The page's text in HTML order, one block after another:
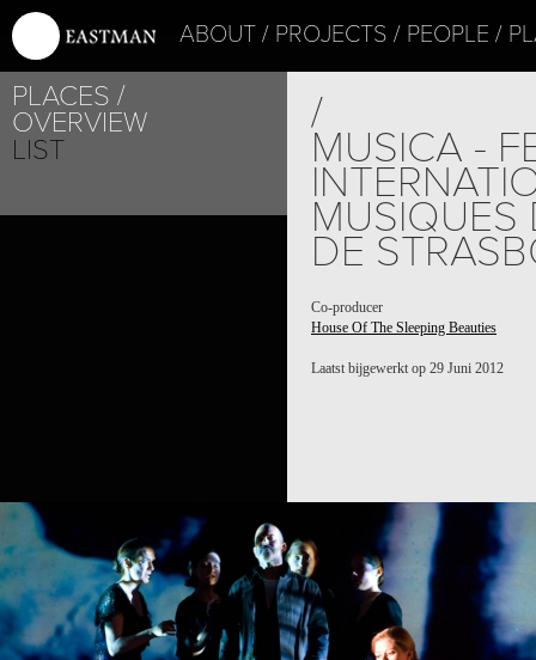
ABOUT PROJECTS PEOPLE
PLACES
OVERVIEW
LIST
/
MUSICA -
MUSIQUES
DE
Co-producer
House Of The Sleeping Beauties
Laatst bijgewerkt op 29 Juni 2012